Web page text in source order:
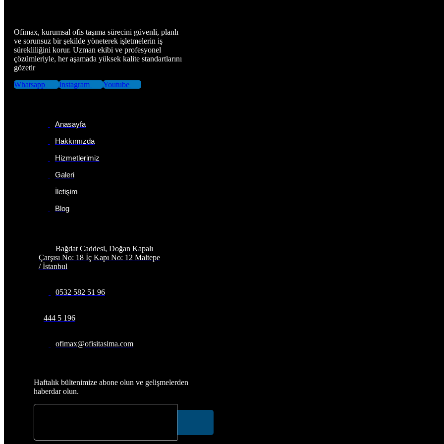
Ofimax, kurumsal ofis taşıma sürecini güvenli, planlı
ve sorunsuz bir şekilde yöneterek işletmelerin iş
sürekliliğini korur. Uzman ekibi ve profesyonel
çözümleriyle, her aşamada yüksek kalite standartlarını
gözetir
Whatsapp
Instagram Youtube
Anasayfa
Hakkımızda
Hizmetlerimiz
Galeri
İletişim
Blog
Bağdat Caddesi, Doğan Kapalı
Çarşısı No: 18 İç Kapı No: 12 Maltepe
/ İstanbul
0532 582 51 96
444 5 196
ofimax@ofisitasima.com
Haftalık bültenimize abone olun ve gelişmelerden
haberdar olun.